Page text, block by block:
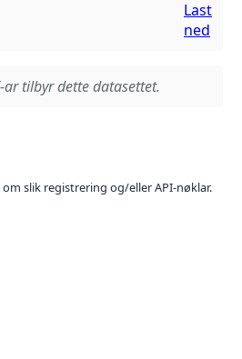
Last
ned
tilbyr dette datasettet.
slik registrering og/eller API-nøklar.